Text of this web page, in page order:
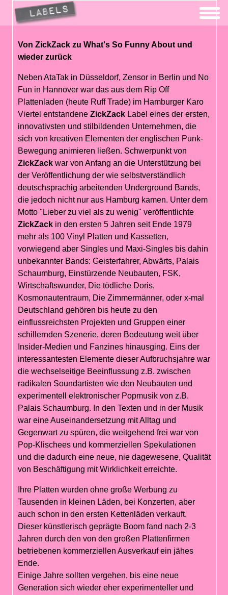
Von ZickZack zu What's So Funny About und
wieder zurück
Neben AtaTak in Düsseldorf, Zensor in Berlin und No
Fun in Hannover war das aus dem Rip Off
Plattenladen (heute Ruff Trade) im Hamburger Karo
Viertel entstandene ZickZack Label eines der ersten,
innovativsten und stilbildenden Unternehmen, die
sich von kreativen Elementen der englischen Punk-
Bewegung animieren ließen. Schwerpunkt von
ZickZack war von Anfang an die Unterstützung bei
der Veröffentlichung der wie selbstverständlich
deutschsprachig arbeitenden Underground Bands,
die jedoch nicht nur aus Hamburg kamen. Unter dem
Motto "Lieber zu viel als zu wenig" veröffentlichte
ZickZack in den ersten 5 Jahren seit Ende 1979
mehr als 100 Vinyl Platten und Kassetten,
vorwiegend aber Singles und Maxi-Singles bis dahin
unbekannter Bands: Geisterfahrer, Abwärts, Palais
Schaumburg, Einstürzende Neubauten, FSK,
Wirtschaftswunder, Die tödliche Doris,
Kosmonautentraum, Die Zimmermänner, oder x-mal
Deutschland gehören bis heute zu den
einflussreichsten Projekten und Gruppen einer
schillernden Szenerie, deren Bedeutung weit über
Insider-Medien und Fanzines hinausging. Eins der
interessantesten Elemente dieser Aufbruchsjahre war
die wechselseitige Beeinflussung z.B. zwischen
radikalen Soundartisten wie den Neubauten und
experimentell elektronischer Popmusik von z.B.
Palais Schaumburg. In den Texten und in der Musik
war eine Auseinandersetzung mit Alltag und
Gegenwart zu spüren, die weitgehend frei war von
Pop-Klischees und kommerziellen Spekulationen
und die dadurch eine neue, nie dagewesene, Qualität
von Beschäftigung mit Wirklichkeit erreichte.
Ihre Platten wurden ohne große Werbung zu
Tausenden in kleinen Läden, bei Konzerten, aber
auch schon in den ersten Kettenläden verkauft.
Dieser künstlerisch geprägte Boom fand nach 2-3
Jahren durch den von den großen Plattenfirmen
betriebenen kommerziellen Ausverkauf ein jähes
Ende.
Einige Jahre sollten vergehen, bis eine neue
Generation sich wieder eher experimenteller und